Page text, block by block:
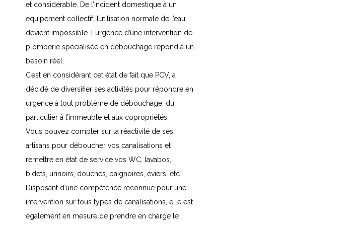
et considérable. De l’incident domestique à un
équipement collectif, l’utilisation normale de l’eau
devient impossible. L’urgence d’une intervention de
plomberie spécialisée en débouchage répond à un
besoin réel.
C’est en considérant cet état de fait que PCV, a
décidé de diversifier ses activités pour répondre en
urgence à tout problème de débouchage, du
particulier à l’immeuble et aux copropriétés.
Vous pouvez compter sur la réactivité de ses
artisans pour déboucher vos canalisations et
remettre en état de service vos WC, lavabos,
bidets, urinoirs, douches, baignoires, éviers, etc.
Disposant d’une compétence reconnue pour une
intervention sur tous types de canalisations, elle est
également en mesure de prendre en charge le